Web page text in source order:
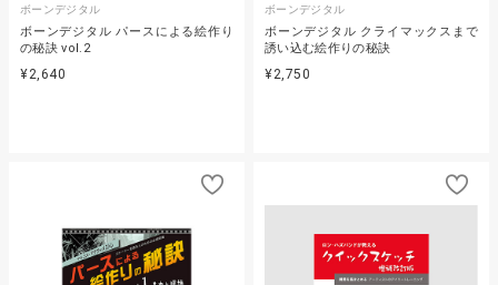
ボーンデジタル
ボーンデジタル パースによる絵作り
の秘訣 vol.2
¥2,640
ボーンデジタル
ボーンデジタル クライマックスまで
誘い込む絵作りの秘訣
¥2,750